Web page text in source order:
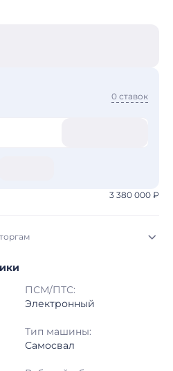
0 ставок
3 380 000 ₽
31.07.2026, 20:22 МСК
07.08.2026, 21:22 МСК
Открытые торги
ПСМ/ПТС:
Электронный
Тип машины:
Самосвал